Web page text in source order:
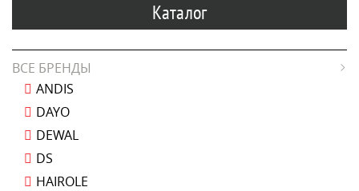
Каталог
ВСЕ БРЕНДЫ
ANDIS
DAYO
DEWAL
DS
HAIROLE